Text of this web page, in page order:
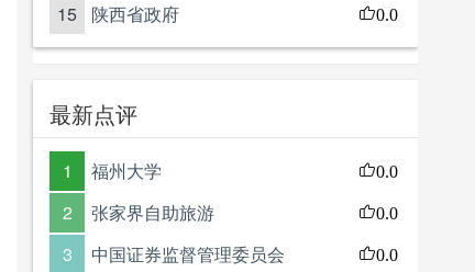
15 陕西省政府 0.0
最新点评
1 福州大学 0.0
2 张家界自助旅游 0.0
3 中国证券监督管理委员会 0.0